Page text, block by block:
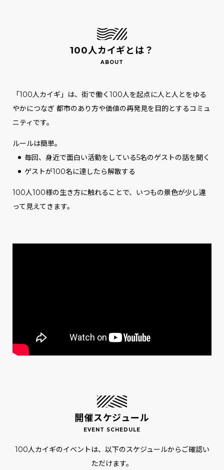
100人カイギとは？
「100人カイギ」は、街で働く100人を起点に人と人とをゆる
やかにつなぎ 都市のあり方や価値の再発見を目的とするコミュ
ニティです。
ルールは簡単。
毎回、身近で面白い活動をしている5名のゲストの話を聞く
ゲストが100名に達したら解散する
100人100様の生き方に触れることで、いつもの景色が少し違
って見えてきます。
開催スケジュール
100人カイギのイベントは、以下のスケジュールからご確認い
ただけます。